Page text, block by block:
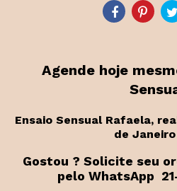
Agende hoje
Ensaio Sensual Rafaela,
de
Gostou ? Solicite seu
pelo WhatsApp